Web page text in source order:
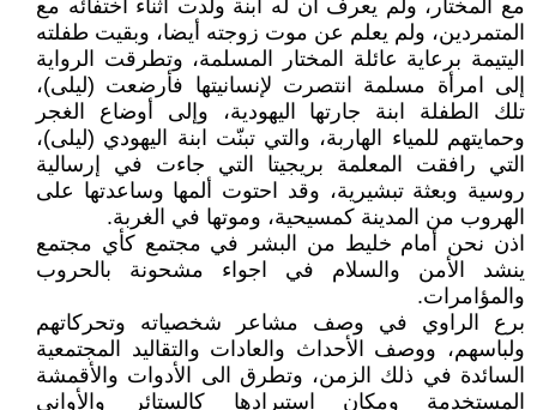
مع المختار، ولم يعرف أن له ابنة ولدت أثناء اختفائه مع
المتمردين، ولم يعلم عن موت زوجته أيضا، وبقيت طفلته
اليتيمة برعاية عائلة المختار المسلمة، وتطرقت الرواية
إلى امرأة مسلمة انتصرت لإنسانيتها فأرضعت (ليلى)،
تلك الطفلة ابنة جارتها اليهودية، وإلى أوضاع الغجر
وحمايتهم للمياء الهاربة، والتي تبنّت ابنة اليهودي (ليلى)،
التي رافقت المعلمة بريجيتا التي جاءت في إرسالية
روسية وبعثة تبشيرية، وقد احتوت ألمها وساعدتها على
الهروب من المدينة كمسيحية، وموتها في الغربة.
اذن نحن أمام خليط من البشر في مجتمع كأي مجتمع
ينشد الأمن والسلام في اجواء مشحونة بالحروب
والمؤامرات.
برع الراوي في وصف مشاعر شخصياته وتحركاتهم
ولباسهم، ووصف الأحداث والعادات والتقاليد المجتمعية
السائدة في ذلك الزمن، وتطرق الى الأدوات والأقمشة
المستخدمة ومكان استيرادها كالستائر والأواني